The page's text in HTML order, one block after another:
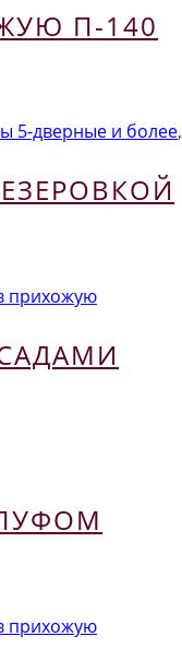
П-140
5-дверные и более,
прихожую
прихожую